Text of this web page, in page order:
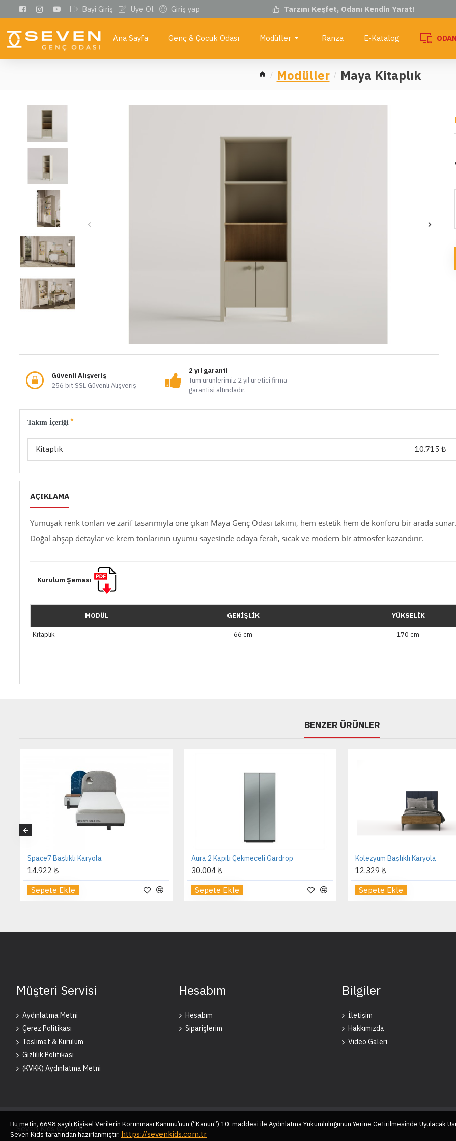
Bayi Giriş Üye Ol Giriş yap Tarzını Keşfet, Odanı Kendin Yarat!
Ana Sayfa Genç & Çocuk Odası Modüller Ranza E-Katalog
Modüller Maya Kitaplık
Güvenli Alışveriş
256 bit SSL Güvenli Alışveriş
2 yıl garanti
Tüm ürünlerimiz 2 yıl üretici firma
garantisi altındadır.
Takım İçeriği
Kitaplık 10.715 ₺
AÇIKLAMA
Yumuşak renk tonları ve zarif tasarımıyla öne çıkan Maya Genç Odası takımı, hem estetik hem de konforu bir arada sunar.
Doğal ahşap detaylar ve krem tonlarının uyumu sayesinde odaya ferah, sıcak ve modern bir atmosfer kazandırır.
Kurulum Şeması
MODÜL GENİŞLİK YÜKSELİK
Kitaplık 66 cm 170 cm
BENZER ÜRÜNLER
Space7 Başlıklı Karyola
14.922 ₺
Sepete Ekle
Aura 2 Kapılı Çekmeceli Gardrop
30.004 ₺
Sepete Ekle
Kolezyum Başlıklı Karyola
12.329 ₺
Sepete Ekle
Müşteri Servisi
Aydınlatma Metni
Çerez Politikası
Teslimat & Kurulum
Gizlilik Politikası
(KVKK) Aydınlatma Metni
Hesabım
Hesabım
Siparişlerim
Bilgiler
İletişim
Hakkımızda
Video Galeri
Seven Kids © 2025
Bu metin, 6698 sayılı Kişisel Verilerin Korunması Kanunu’nun (“Kanun”) 10. maddesi ile Aydınlatma Yükümlülüğünün Yerine Getirilmesinde Uyulacak
Seven Kids tarafından hazırlanmıştır. https://sevenkids.com.tr